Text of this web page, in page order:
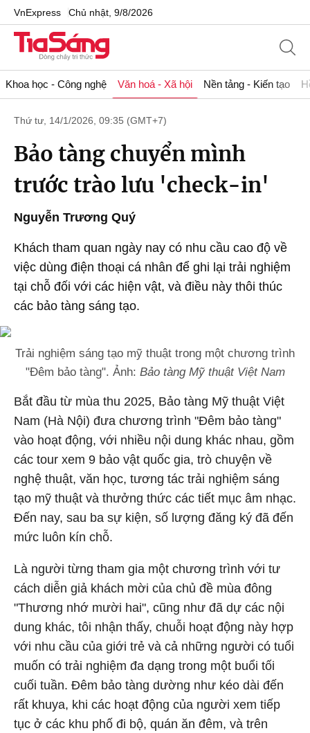
VnExpress Chủ nhật, 9/8/2026
Khoa học - Công nghệ Văn hoá - Xã hội Nền tảng - Kiến tạo
Thứ tư, 14/1/2026, 09:35 (GMT+7)
Bảo tàng chuyển mình
trước trào lưu 'check-in'
Nguyễn Trương Quý
Khách tham quan ngày nay có nhu cầu cao độ về
việc dùng điện thoại cá nhân để ghi lại trải nghiệm
tại chỗ đối với các hiện vật, và điều này thôi thúc
các bảo tàng sáng tạo.
Trải nghiệm sáng tạo mỹ thuật trong một chương trình
"Đêm bảo tàng". Ảnh: Bảo tàng Mỹ thuật Việt Nam
Bắt đầu từ mùa thu 2025, Bảo tàng Mỹ thuật Việt
Nam (Hà Nội) đưa chương trình "Đêm bảo tàng"
vào hoạt động, với nhiều nội dung khác nhau, gồm
các tour xem 9 bảo vật quốc gia, trò chuyện về
nghệ thuật, văn học, tương tác trải nghiệm sáng
tạo mỹ thuật và thưởng thức các tiết mục âm nhạc.
Đến nay, sau ba sự kiện, số lượng đăng ký đã đến
mức luôn kín chỗ.
Là người từng tham gia một chương trình với tư
cách diễn giả khách mời của chủ đề mùa đông
"Thương nhớ mười hai", cũng như đã dự các nội
dung khác, tôi nhận thấy, chuỗi hoạt động này hợp
với nhu cầu của giới trẻ và cả những người có tuổi
muốn có trải nghiệm đa dạng trong một buổi tối
cuối tuần. Đêm bảo tàng dường như kéo dài đến
rất khuya, khi các hoạt động của người xem tiếp
tục ở các khu phố đi bộ, quán ăn đêm, và trên